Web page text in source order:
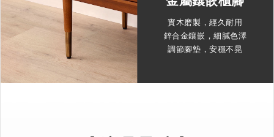
實木磨製，經久耐用
鋅合金鑲嵌，細膩色澤
調節腳墊，安穩不晃